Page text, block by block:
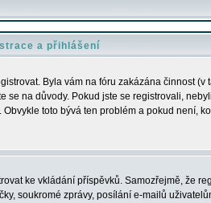
a přihlášení
Byla vám na fóru zakázána činnost (v
na důvody. Pokud jste se registrovali,
toto bývá ten problém a pokud není,
ke vkládání příspěvků. Samozřejmě, že
soukromé zprávy, posílání e-mailů